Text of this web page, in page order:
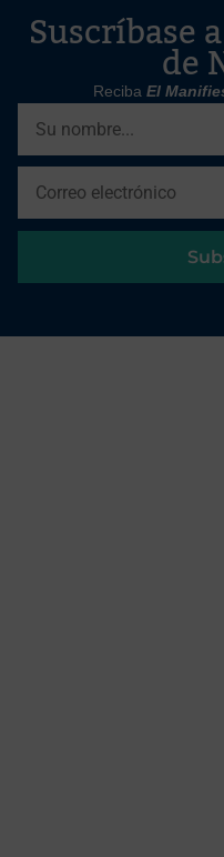
Suscríbase
de
Reciba El